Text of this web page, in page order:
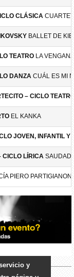
CLÁSICA
BALLET DE
TEATRO LA
DANZA CUÁL ES MI
– CICLO
EL KANKA
JOVEN, INFANTIL Y
CICLO LÍRICA
PIERO PARTIGIANONI
y